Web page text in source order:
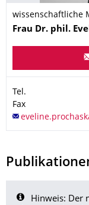
wissenschaftliche
Name
Frau Dr. phil.
Tel.
Fax
Hinweis: Der